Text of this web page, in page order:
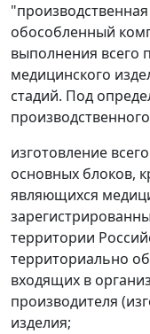
обособленный
выполнения всего
медицинского
стадий. Под
изготовление
основных блоков,
являющихся
территории
территориально
входящих в
производителя
изделия;